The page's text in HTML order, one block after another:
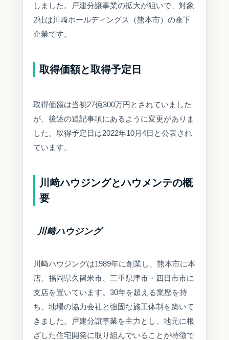
しました。戸建分譲事業の拡大が狙いで、対象
2社は川﨑ホールディングス（熊本市）の傘下
企業です。
取得価額と取得予定日
取得価額は当初27億300万円とされていました
が、後述の追記事項にあるように変更がありま
した。取得予定日は2022年10月4日と公表され
ています。
川﨑ハウジングとハウメンテの概
要
川﨑ハウジング
川﨑ハウジングは1989年に創業し、熊本市に本
店、福岡県久留米市、三重県津市・四日市市に
支店を置いています。30年を超える業歴を持
ち、地場の協力会社と強固な施工体制を築いて
きました。戸建分譲事業を主力とし、地元に根
ざした住宅開発に取り組んでいることが特徴で